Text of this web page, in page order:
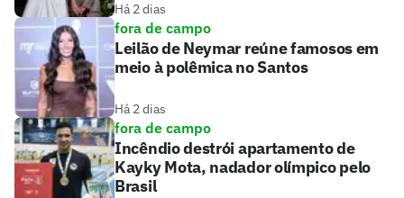
Há 2 dias
fora de campo
Leilão de Neymar reúne famosos em
meio à polêmica no Santos
Há 2 dias
fora de campo
Incêndio destrói apartamento de
Kayky Mota, nadador olímpico pelo
Brasil